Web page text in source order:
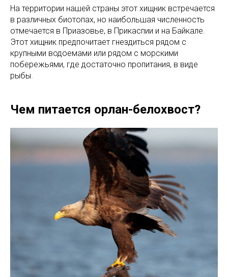
На территории нашей страны этот хищник встречается
в различных биотопах, но наибольшая численность
отмечается в Приазовье, в Прикаспии и на Байкале.
Этот хищник предпочитает гнездиться рядом с
крупными водоемами или рядом с морскими
побережьями, где достаточно пропитания, в виде
рыбы.
Чем питается орлан-белохвост?